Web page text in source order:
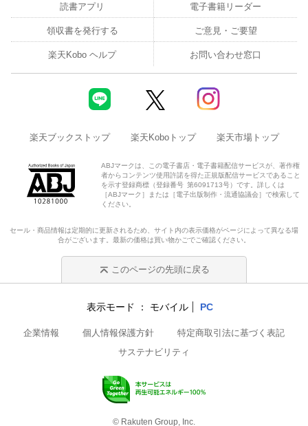
読書アプリ 電子書籍リーダー
領収書を発行する ご意見・ご要望
楽天Kobo ヘルプ お問い合わせ窓口
楽天ブックストップ 楽天Koboトップ 楽天市場トップ
ABJマークは、この電子書店・電子書籍配信サービスが、著作権
者からコンテンツ使用許諾を得た正規版配信サービスであること
を示す登録商標（登録番号 第6091713号）です。詳しくは
［ABJマーク］または［電子出版制作・流通協議会］で検索して
ください。
セール・商品情報は定期的に更新されるため、サイト内の表示価格がページによって異なる場
合がございます。最新の価格は買い物かごでご確認ください。
このページの先頭に戻る
表示モード モバイル PC
企業情報 個人情報保護方針
特定商取引法に基づく表記
サステナビリティ
© Rakuten Group, Inc.